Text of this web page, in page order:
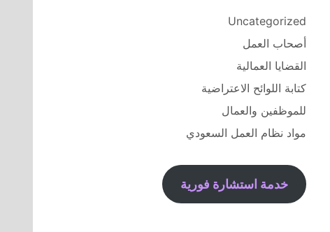
Uncategorized
أصحاب العمل
القضايا العمالية
كتابة اللوائح الاعتراضية
للموظفين والعمال
مواد نظام العمل السعودي
خدمة استشارة فورية